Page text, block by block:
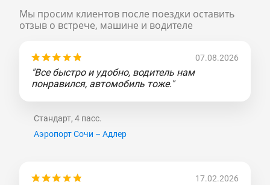
Мы просим клиентов после поездки оставить
отзыв о встрече, машине и водителе
07.08.2026
"Все быстро и удобно, водитель нам
понравился, автомобиль тоже."
Стандарт, 4 пасс.
Аэропорт Сочи – Адлер
17.02.2026